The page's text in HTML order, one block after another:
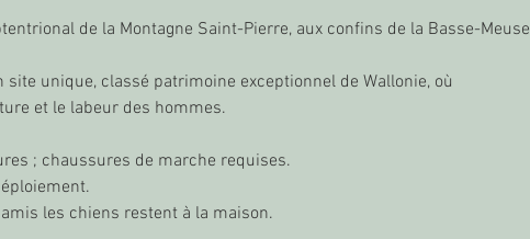
de la Montagne Saint-Pierre, aux confins de la Basse-Meuse
site unique, classé patrimoine exceptionnel de Wallonie, où
et le labeur des hommes.
; chaussures de marche requises.
les chiens restent à la maison.